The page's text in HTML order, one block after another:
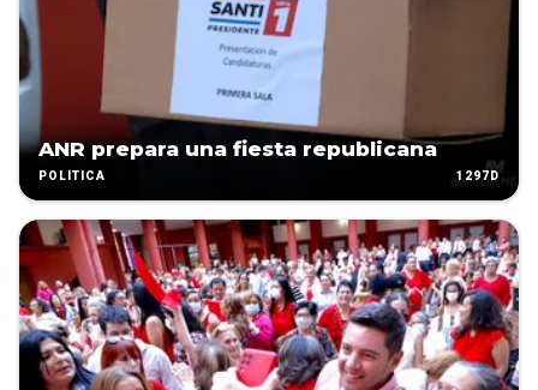
ANR prepara una fiesta republicana
POLÍTICA 1297D